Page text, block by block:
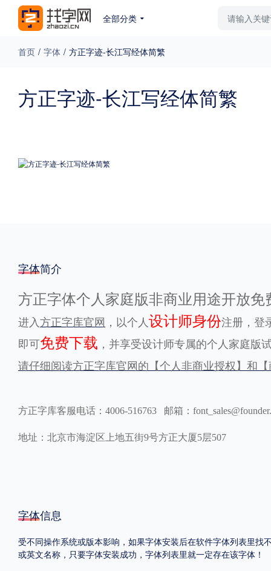
全部分类
最新字体
免费下载 收费下载 更多
格式
.TTF .OTF
地区
POP字体下载 字库打包下载 海报素材下载
首页 / 字体 / 方正字迹-长江写经体简繁
方正字迹-长江写经体简繁
字体简介
方正字体个人家庭版非商业用途开放免
进入 方正字库官网 ，以个人 设计师身份注册，登
即可免费下载 ，并享受设计师专属的个人家庭版
请仔细阅读方正字库官网的【个人非商业授权】和
方正字库客服电话：4006-516763 邮箱：
地址：北京市海淀区上地五街9号方正大厦5层507
字体信息
受不同操作系统或版本影响，如果字体安装后在软件字体列表里
或英文名称，只要字体安装成功，字体列表里就一定存在该字体！